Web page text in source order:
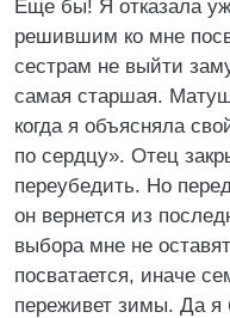
Еще бы! Я отказала
решившим ко мне
сестрам не выйти
самая старшая.
когда я объясняла
по сердцу». Отец
переубедить. Но
он вернется из
выбора мне не
посватается, иначе
переживет зимы. Да я